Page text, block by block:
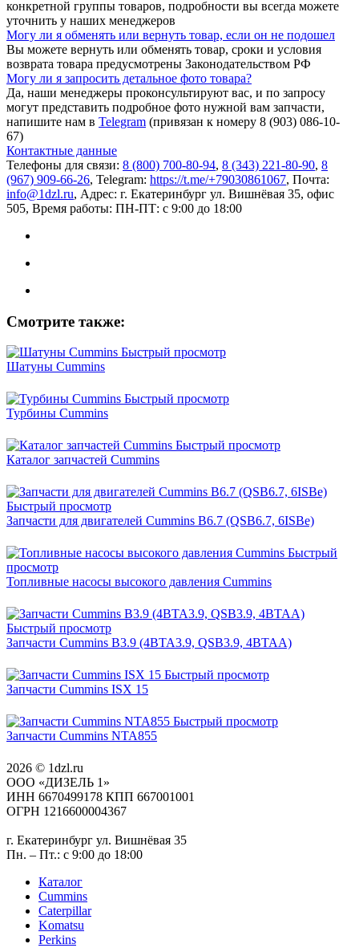
конкретной группы товаров, подробности вы всегда можете
уточнить у наших менеджеров
Могу ли я обменять или вернуть товар, если он не подошел
Вы можете вернуть или обменять товар, сроки и условия
возврата товара предусмотрены Законодательством РФ
Могу ли я запросить детальное фото товара?
Да, наши менеджеры проконсультируют вас, и по запросу
могут представить подробное фото нужной вам запчасти,
напишите нам в Telegram (привязан к номеру 8 (903) 086-10-
67)
Контактные данные
Телефоны для связи: 8 (800) 700-80-94, 8 (343) 221-80-90, 8
(967) 909-66-26, Telegram: https://t.me/+79030861067, Почта:
info@1dzl.ru, Адрес: г. Екатеринбург ул. Вишнёвая 35, офис
505, Время работы: ПН-ПТ: с 9:00 до 18:00
Смотрите также:
Быстрый просмотр
Шатуны Cummins
Быстрый просмотр
Турбины Cummins
Быстрый просмотр
Каталог запчастей Cummins
Быстрый просмотр
Запчасти для двигателей Cummins B6.7 (QSB6.7, 6ISBe)
Быстрый
просмотр
Топливные насосы высокого давления Cummins
Быстрый просмотр
Запчасти Cummins B3.9 (4BTA3.9, QSB3.9, 4BTAA)
Быстрый просмотр
Запчасти Cummins ISX 15
Быстрый просмотр
Запчасти Cummins NTA855
2026 © 1dzl.ru
ООО «ДИЗЕЛЬ 1»
ИНН 6670499178 КПП 667001001
ОГРН 1216600004367
г. Екатеринбург ул. Вишнёвая 35
Пн. – Пт.: с 9:00 до 18:00
Каталог
Cummins
Caterpillar
Komatsu
Perkins